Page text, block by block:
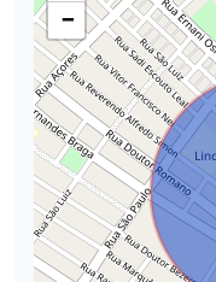
−